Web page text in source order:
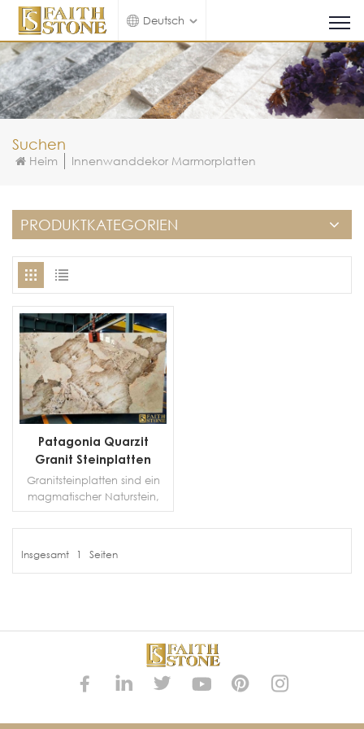
Deutsch
Suchen
Heim Innenwanddekor Marmorplatten
PRODUKTKATEGORIEN
Patagonia Quarzit
Granit Steinplatten
Platten
Innenwanddekor
Marmor
Granitsteinplatten sind ein
magmatischer Naturstein,
der durch Abkühlung
geschmolzener Materialien
entsteht. Dadurch hat es
eine beeindruckende
schmutzabweisenden und
kratzfesten Natursteine.
MEHR DETAILS
Insgesamt 1 Seiten